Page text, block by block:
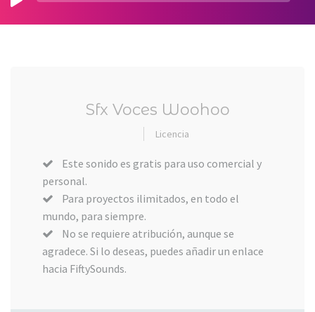
Sfx Voces Woohoo
Licencia
Este sonido es gratis para uso comercial y
personal.
Para proyectos ilimitados, en todo el
mundo, para siempre.
No se requiere atribución, aunque se
agradece. Si lo deseas, puedes añadir un enlace
hacia FiftySounds.